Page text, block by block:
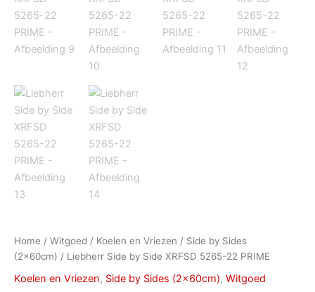
Home / Witgoed / Koelen en Vriezen / Side by Sides
(2x60cm) / Liebherr Side by Side XRFSD 5265-22 PRIME
Koelen en Vriezen, Side by Sides (2x60cm), Witgoed